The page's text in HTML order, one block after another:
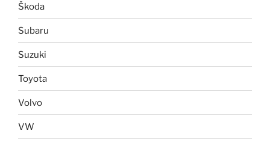
Škoda
Subaru
Suzuki
Toyota
Volvo
VW